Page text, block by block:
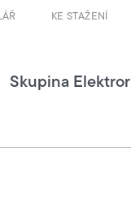
KE STAŽENÍ
Skupina Elektror